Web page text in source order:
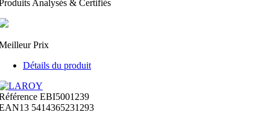
Analysés & Certifiés
Prix
Détails du produit
EBI5001239
5414365231293